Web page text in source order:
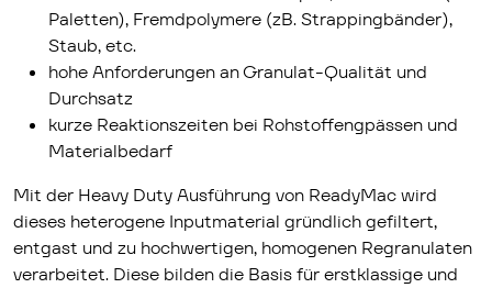
Paletten), Fremdpolymere (zB. Strappingbänder),
Staub, etc.
hohe Anforderungen an Granulat-Qualität und
Durchsatz
kurze Reaktionszeiten bei Rohstoffengpässen und
Materialbedarf
Mit der Heavy Duty Ausführung von ReadyMac wird
dieses heterogene Inputmaterial gründlich gefiltert,
entgast und zu hochwertigen, homogenen Regranulaten
verarbeitet. Diese bilden die Basis für erstklassige und